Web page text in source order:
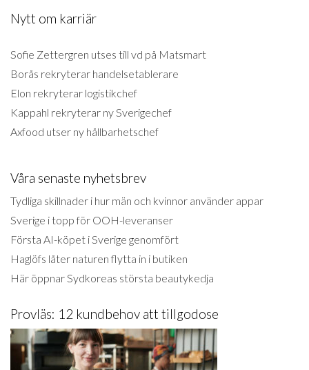
Nytt om karriär
Sofie Zettergren utses till vd på Matsmart
Borås rekryterar handelsetablerare
Elon rekryterar logistikchef
Kappahl rekryterar ny Sverigechef
Axfood utser ny hållbarhetschef
Våra senaste nyhetsbrev
Tydliga skillnader i hur män och kvinnor använder appar
Sverige i topp för OOH-leveranser
Första AI-köpet i Sverige genomfört
Haglöfs låter naturen flytta in i butiken
Här öppnar Sydkoreas största beautykedja
Provläs: 12 kundbehov att tillgodose